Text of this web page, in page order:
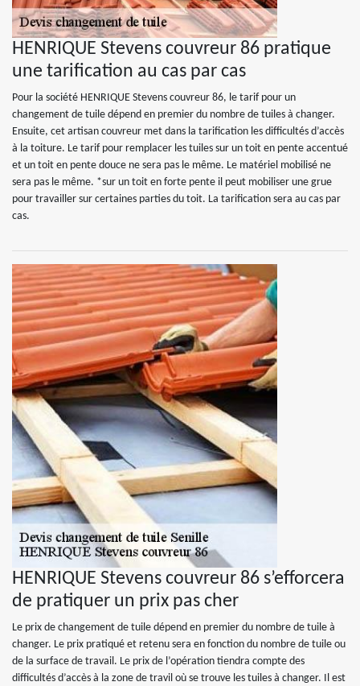
HENRIQUE Stevens couvreur 86 pratique
une tarification au cas par cas
Pour la société HENRIQUE Stevens couvreur 86, le tarif pour un
changement de tuile dépend en premier du nombre de tuiles à changer.
Ensuite, cet artisan couvreur met dans la tarification les difficultés d’accès
à la toiture. Le tarif pour remplacer les tuiles sur un toit en pente accentué
et un toit en pente douce ne sera pas le même. Le matériel mobilisé ne
sera pas le même. *sur un toit en forte pente il peut mobiliser une grue
pour travailler sur certaines parties du toit. La tarification sera au cas par
cas.
HENRIQUE Stevens couvreur 86 s’efforcera
de pratiquer un prix pas cher
Le prix de changement de tuile dépend en premier du nombre de tuile à
changer. Le prix pratiqué et retenu sera en fonction du nombre de tuile ou
de la surface de travail. Le prix de l’opération tiendra compte des
difficultés d’accès à la zone de travil où se trouve les tuiles à changer. Il est